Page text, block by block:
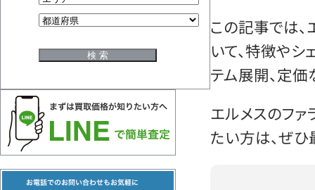
この記事では、
いて、特徴やシ
テム展開、定価
エルメスのファ
たい方は、ぜひ